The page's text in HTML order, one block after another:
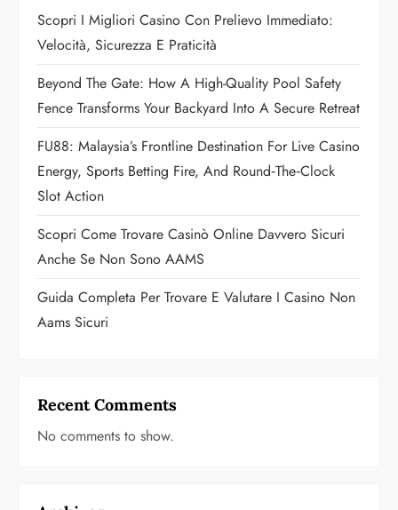
g
a
t
i
o
n
Scopri I Migliori Casino Con Prelievo Immediato:
Velocità, Sicurezza E Praticità
Beyond The Gate: How A High-Quality Pool Safety
Fence Transforms Your Backyard Into A Secure Retreat
FU88: Malaysia’s Frontline Destination For Live Casino
Energy, Sports Betting Fire, And Round‑the‑Clock
Slot Action
Scopri Come Trovare Casinò Online Davvero Sicuri
Anche Se Non Sono AAMS
Guida Completa Per Trovare E Valutare I Casino Non
Aams Sicuri
Recent Comments
No comments to show.